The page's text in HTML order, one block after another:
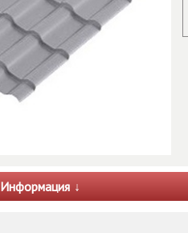
Информация